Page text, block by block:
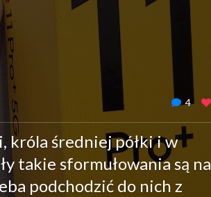
4
króla średniej półki i w
takie sformułowania są na
podchodzić do nich z